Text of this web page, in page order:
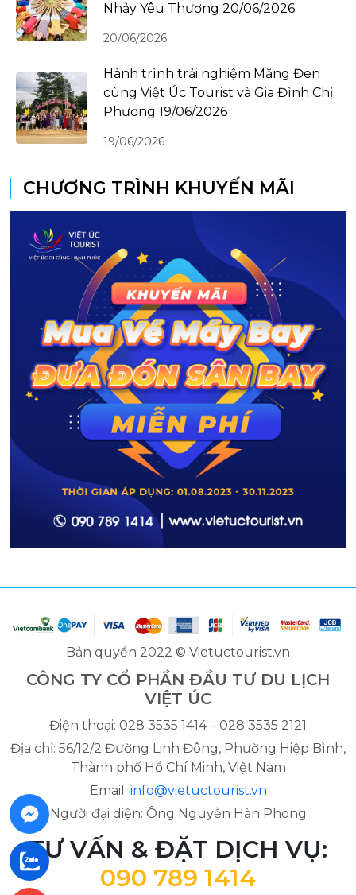
Nhảy Yêu Thương 20/06/2026
20/06/2026
Hành trình trải nghiệm Măng Đen
cùng Việt Úc Tourist và Gia Đình Chị
Phương 19/06/2026
19/06/2026
CHƯƠNG TRÌNH KHUYẾN MÃI
Bản quyền 2022 © Vietuctourist.vn
CÔNG TY CỔ PHẦN ĐẦU TƯ DU LỊCH
VIỆT ÚC
Điện thoại: 028 3535 1414 – 028 3535 2121
Địa chỉ: 56/12/2 Đường Linh Đông, Phường Hiệp Bình,
Thành phố Hồ Chí Minh, Việt Nam
Email: info@vietuctourist.vn
Người đại diện: Ông Nguyễn Hàn Phong
TƯ VẤN & ĐẶT DỊCH VỤ:
090 789 1414